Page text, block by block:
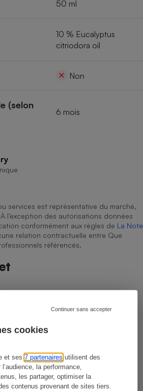
cookies
et ses7 partenaires utilisent des
la performance,
les partager, optimiser la
contenus provenant de sites tiers.
Continuer sans accepter
50 ml
10 % Eucalyptus
citriodora oil
Non
(selon
6 mois
services est représentative du marché,
l’exception des autorisations données
conformément aux règles de La Note
relation contractuelle entre Que
référencés.
le plus efficace ?
crèmes solaires vendues sur
et AliExpress - 9 sur 10
pour la santé des